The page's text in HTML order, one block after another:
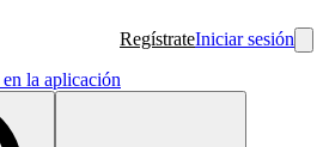
RegístrateIniciar sesión
la aplicación